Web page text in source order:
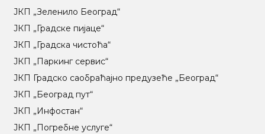
ЈКП „Зеленило Београд“
ЈКП „Градске пијаце“
ЈКП „Градска чистоћа“
ЈКП „Паркинг сервис“
ЈКП Градско саобраћајно предузеће „Београд“
ЈКП „Београд пут“
ЈКП „Инфостан“
ЈКП „Погребне услуге“